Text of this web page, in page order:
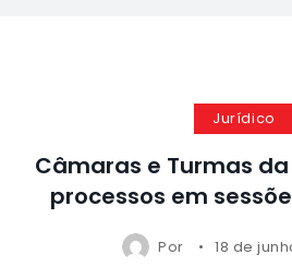
Jurídico
Câmaras e Turmas da
processos em
Por 18 de